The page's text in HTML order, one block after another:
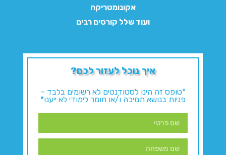
אקונומטריקה
ועוד שלל קורסים רבים
איך נוכל לעזור לכם?
*טופס זה הינו לסטודנטים לא רשומים בלבד –
פניות בנושא תמיכה ו/או חומר לימודי לא ייענו*